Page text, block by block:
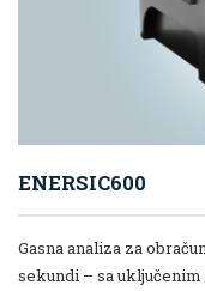
ENERSIC600
Gasna analiza za
sekundi – sa